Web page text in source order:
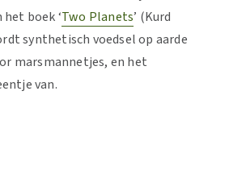
boek ‘Two Planets’ (Kurd
synthetisch voedsel op aarde
marsmannetjes, en het
van.